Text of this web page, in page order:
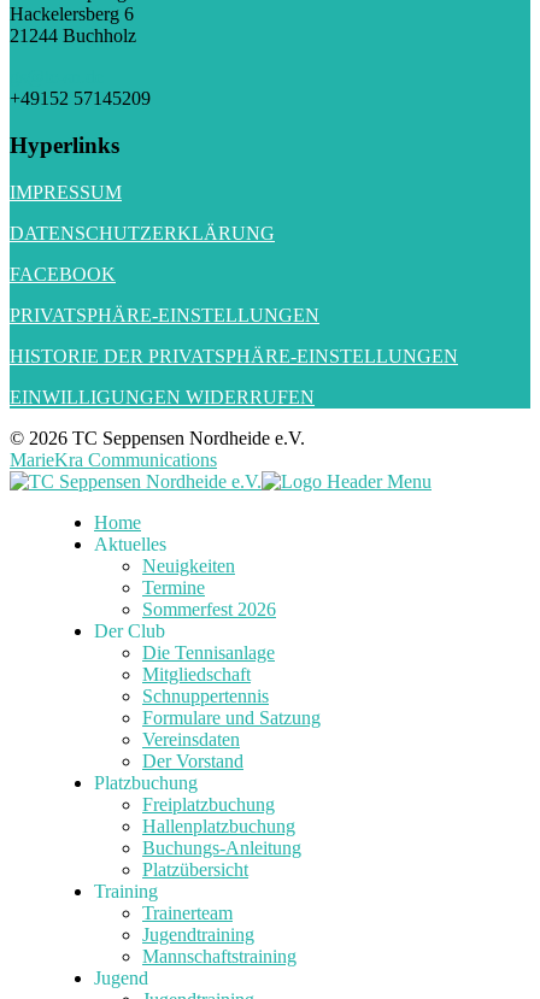
Hackelersberg 6
21244 Buchholz
+49152 57145209
Hyperlinks
IMPRESSUM
DATENSCHUTZERKLÄRUNG
FACEBOOK
PRIVATSPHÄRE-EINSTELLUNGEN
HISTORIE DER PRIVATSPHÄRE-EINSTELLUNGEN
EINWILLIGUNGEN WIDERRUFEN
© 2026 TC Seppensen Nordheide e.V.
MarieKra Communications
Home
Aktuelles
Neuigkeiten
Termine
Sommerfest 2026
Der Club
Die Tennisanlage
Mitgliedschaft
Schnuppertennis
Formulare und Satzung
Vereinsdaten
Der Vorstand
Platzbuchung
Freiplatzbuchung
Hallenplatzbuchung
Buchungs-Anleitung
Platzübersicht
Training
Trainerteam
Jugendtraining
Mannschaftstraining
Jugend